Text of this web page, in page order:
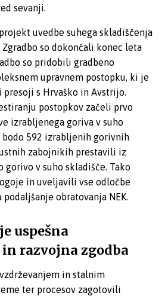
sevanji.
uvedbe suhega skladiščenja
so dokončali konec leta
so pridobili gradbeno
upravnem postopku, ki je
s Hrvaško in Avstrijo.
postopkov začeli prvo
izrabljenega goriva v suho
bodo 592 izrabljenih gorivnih
zabojnikih prestavili iz
gorivo v suho skladišče. Tako
in uveljavili vse odločbe
obratovanja NEK.
uspešna
razvojna zgodba
in stalnim
ter procesov zagotovili